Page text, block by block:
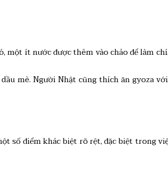
một ít nước được thêm vào chảo để làm
mè. Người Nhật cũng thích ăn gyoza
số điểm khác biệt rõ rệt, đặc biệt trong